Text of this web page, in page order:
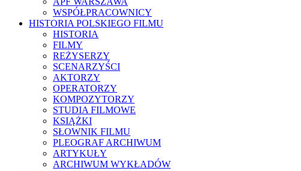
WSPÓŁPRACOWNICY
HISTORIA POLSKIEGO FILMU
HISTORIA
FILMY
REŻYSERZY
SCENARZYŚCI
AKTORZY
OPERATORZY
KOMPOZYTORZY
STUDIA FILMOWE
KSIĄŻKI
SŁOWNIK FILMU
PLEOGRAF ARCHIWUM
ARTYKUŁY
ARCHIWUM WYKŁADÓW